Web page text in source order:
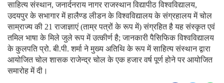
साहित्य संस्थान, जनार्दनराय नागर राजस्थान विद्यापीठ विश्वविद्यालय,
उदयपुर के सभागार में हालैण्ड लीडन के विश्वविद्यालय के संग्रहालय में चोल
साम्राज्य की 21 राजाज्ञाएं (ताम्र पत्रों के रूप में) संग्रहित है यह संस्कृत एवं
तमिल भाषा के मिले जुले रूप में उत्कीर्ण है; जानकारी पैसिफिक विश्वविद्यालय
के कुलपति प्रो. बी.पी. शर्मा ने मुख्य अतिथि के रूप में साहित्य संस्थान द्वारा
आयोजित चोल शासक राजेन्द्र चोल के एक हजार वर्ष पूर्ण होने पर आयोजित
समारोह में दी।